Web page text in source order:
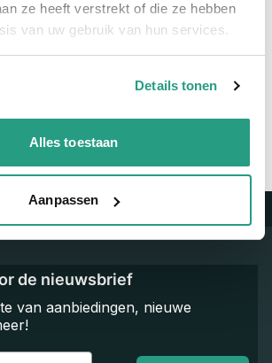
ze heeft verstrekt of die ze hebben
van uw gebruik van hun services.
Details tonen
Alles toestaan
Aanpassen
nu contact op
de nieuwsbrief
van aanbiedingen, nieuwe